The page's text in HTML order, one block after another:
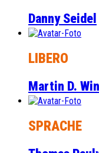
Danny Seidel
LIBERO
Martin D.
SPRACHE